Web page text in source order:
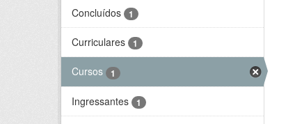
Concluídos 1
Curriculares 1
Cursos 1
Ingressantes 1